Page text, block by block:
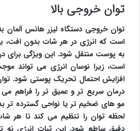
توان خروجی بالا
توان خروجی دستگاه لیزر هانس آلمان
است که انرژی در هر شات بدون افت،
به پوست منتقل شود. این ویژگی برای
است، زیرا نوسان انرژی می تواند
افزایش احتمال تحریک پوستی شود.
درمان سریع تر و عمیق تر را فراهم
مو های ضخیم تر یا نواحی گسترده تر
لحظه توان را تنظیم می کند تا هر